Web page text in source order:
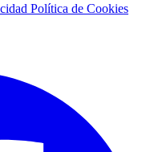
Política de Cookies